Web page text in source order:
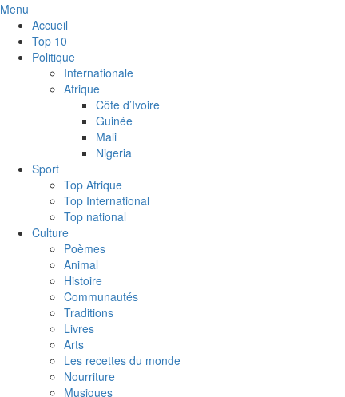
Menu
Accueil
Top 10
Politique
Internationale
Afrique
Côte d’Ivoire
Guinée
Mali
Nigeria
Sport
Top Afrique
Top International
Top national
Culture
Poèmes
Animal
Histoire
Communautés
Traditions
Livres
Arts
Les recettes du monde
Nourriture
Musiques